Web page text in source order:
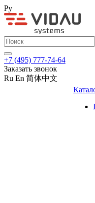
Ру
+7 (495) 777-74-64
Заказать звонок
Ru En 简体中文